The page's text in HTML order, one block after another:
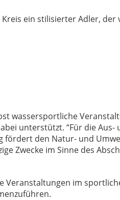
ein stilisierter Adler, der
wassersportliche
unterstützt. “Für die Aus-
fördert den Natur- und
Zwecke im Sinne des
Veranstaltungen im